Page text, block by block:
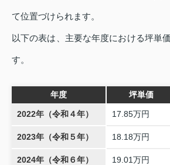
て位置づけられます。
以下の表は、主要な年度における坪単
す。
年度 坪単価
2022年（令和４年） 17.85万円
2023年（令和５年） 18.18万円
2024年（令和６年） 19.01万円